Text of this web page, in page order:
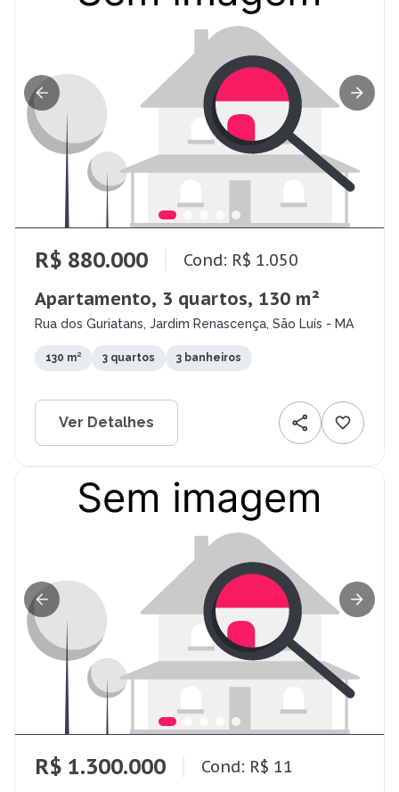
R$ 880.000 Cond: R$ 1.050
Apartamento, 3 quartos, 130 m²
Rua dos Guriatans, Jardim Renascença, São Luís - MA
130 m² 3 quartos 3 banheiros
Ver Detalhes
R$ 1.300.000 Cond: R$ 11